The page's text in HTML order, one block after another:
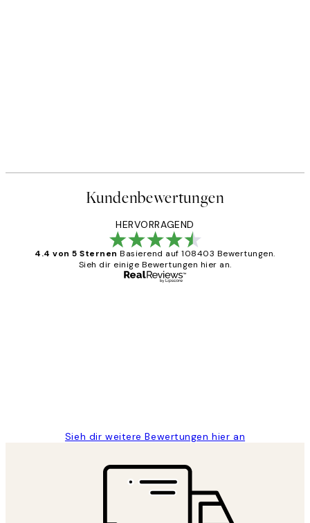
Kundenbewertungen
HERVORRAGEND
4.4 von 5 Sternen Basierend auf 108403 Bewertungen.
Sieh dir einige Bewertungen hier an.
Sieh dir weitere Bewertungen hier an